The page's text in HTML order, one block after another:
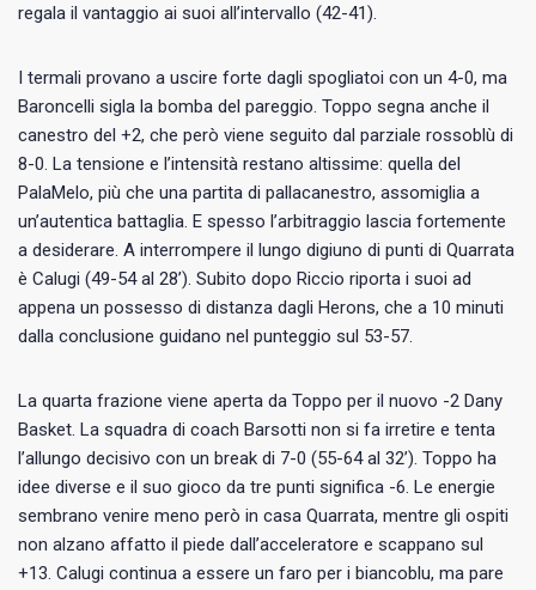
regala il vantaggio ai suoi all’intervallo (42-41).
I termali provano a uscire forte dagli spogliatoi con un 4-0, ma
Baroncelli sigla la bomba del pareggio. Toppo segna anche il
canestro del +2, che però viene seguito dal parziale rossoblù di
8-0. La tensione e l’intensità restano altissime: quella del
PalaMelo, più che una partita di pallacanestro, assomiglia a
un’autentica battaglia. E spesso l’arbitraggio lascia fortemente
a desiderare. A interrompere il lungo digiuno di punti di Quarrata
è Calugi (49-54 al 28’). Subito dopo Riccio riporta i suoi ad
appena un possesso di distanza dagli Herons, che a 10 minuti
dalla conclusione guidano nel punteggio sul 53-57.
La quarta frazione viene aperta da Toppo per il nuovo -2 Dany
Basket. La squadra di coach Barsotti non si fa irretire e tenta
l’allungo decisivo con un break di 7-0 (55-64 al 32’). Toppo ha
idee diverse e il suo gioco da tre punti significa -6. Le energie
sembrano venire meno però in casa Quarrata, mentre gli ospiti
non alzano affatto il piede dall’acceleratore e scappano sul
+13. Calugi continua a essere un faro per i biancoblu, ma pare